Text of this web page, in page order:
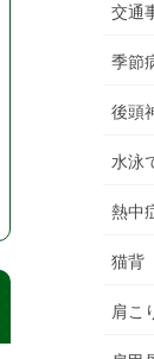
交通
季節
後頭
水泳
熱中
猫背
肩こ